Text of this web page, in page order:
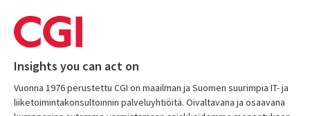
Insights you can act on
Vuonna 1976 perustettu CGI on maailman ja Suomen suurimpia IT- ja
liiketoimintakonsultoinnin palveluyhtiöitä. Oivaltavana ja osaavana